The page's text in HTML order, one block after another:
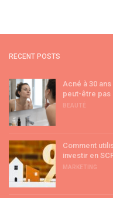
RECENT POSTS
Acné à 30
peut-être pas
BEAUTÉ
Comment
investir en
MARKETING